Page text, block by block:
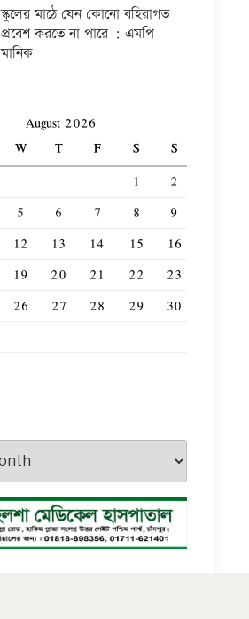
স্কুলের মাঠে যেন কোনো বহিরাগত
প্রবেশ করতে না পারে : এমপি
মানিক
August 2026
W T F S
S
1
2
5 6 7 8
9
12 13 14 15
16
19 20 21 22
23
26 27 28 29
30